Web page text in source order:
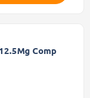
Comp